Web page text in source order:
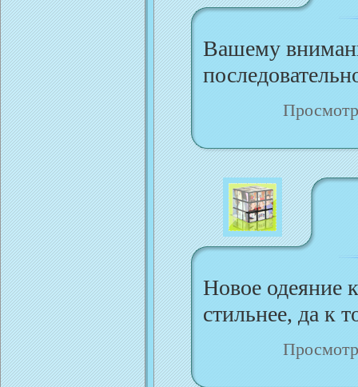
Вашему
Новое одеяние
стильнее, да к